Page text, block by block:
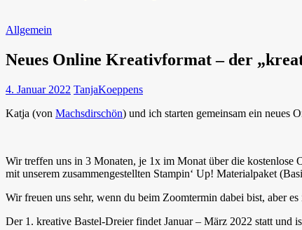
Allgemein
Neues Online Kreativformat – der
4. Januar 2022 TanjaKoeppens
Katja (von Machsdirschön) und ich starten gemeinsam ein neues
Wir treffen uns in 3 Monaten, je 1x im Monat über die kostenlose
mit unserem zusammengestellten Stampin‘ Up! Materialpaket
Wir freuen uns sehr, wenn du beim Zoomtermin dabei bist, aber
Der 1. kreative Bastel-Dreier findet Januar – März 2022 statt und